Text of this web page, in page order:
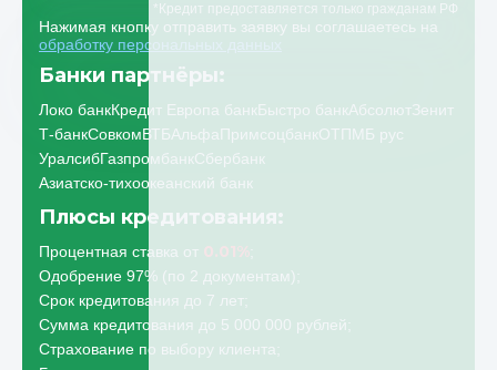
*Кредит предоставляется только гражданам РФ
Нажимая кнопку отправить заявку вы соглашаетесь на
обработку персональных данных
Банки партнёры:
Локо банкКредит Европа банкБыстро банкАбсолютЗенит
Т-банкСовкомВТБАльфаПримсоцбанкОТПМБ рус
УралсибГазпромбанкСбербанк
Азиатско-тихоокеанский банк
Плюсы кредитования:
Процентная ставка от 0.01%
Одобрение 97% (по 2 документам);
Срок кредитования до 7 лет;
Сумма кредитования до 5 000 000 рублей;
Страхование по выбору клиента;